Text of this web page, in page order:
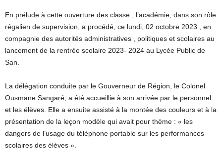
En prélude à cette ouverture des classe , l’académie, dans son rôle
régalien de supervision, a procédé, ce lundi, 02 octobre 2023 , en
compagnie des autorités administratives , politiques et scolaires au
lancement de la rentrée scolaire 2023- 2024 au Lycée Public de
San.
La délégation conduite par le Gouverneur de Région, le Colonel
Ousmane Sangaré, a été accueillie à son arrivée par le personnel
et les élèves. Elle a ensuite assisté à la montée des couleurs et à la
présentation de la leçon modèle qui avait pour thème : « les
dangers de l’usage du téléphone portable sur les performances
scolaires des élèves ».